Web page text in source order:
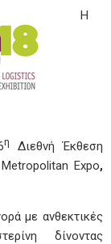
Η
η
Διεθνή Έκθεση
Expo,
με ανθεκτικές
δίνοντας